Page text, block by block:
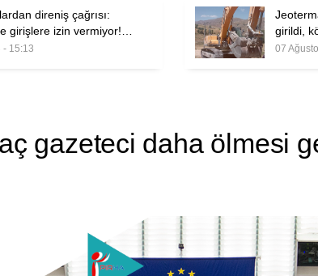
direniş çağrısı:
girişlere izin vermiyor!…
- 15:13
girildi,
07
gazeteci daha ölmesi